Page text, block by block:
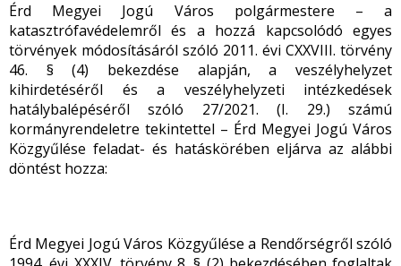
Érd Megyei Jogú Város polgármestere – a
katasztrófavédelemről és a hozzá kapcsolódó egyes
törvények módosításáról szóló 2011. évi CXXVIII. törvény
46. § (4) bekezdése alapján, a veszélyhelyzet
kihirdetéséről és a veszélyhelyzeti intézkedések
hatálybalépéséről szóló 27/2021. (I. 29.) számú
kormányrendeletre tekintettel – Érd Megyei Jogú Város
Közgyűlése feladat- és hatáskörében eljárva az alábbi
döntést hozza:
Érd Megyei Jogú Város Közgyűlése a Rendőrségről szóló